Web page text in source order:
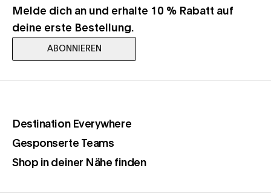
Melde dich an und erhalte 10 % Rabatt auf
deine erste Bestellung.
ABONNIEREN
Destination Everywhere(opens in a new tab)
Gesponserte Teams(opens in a new tab)
Shop in deiner Nähe finden(opens in a new tab)